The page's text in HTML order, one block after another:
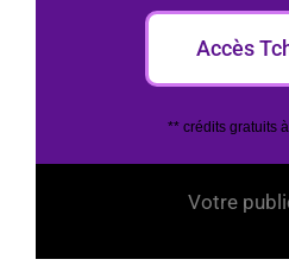
Accès
** crédits gratuits
Votre